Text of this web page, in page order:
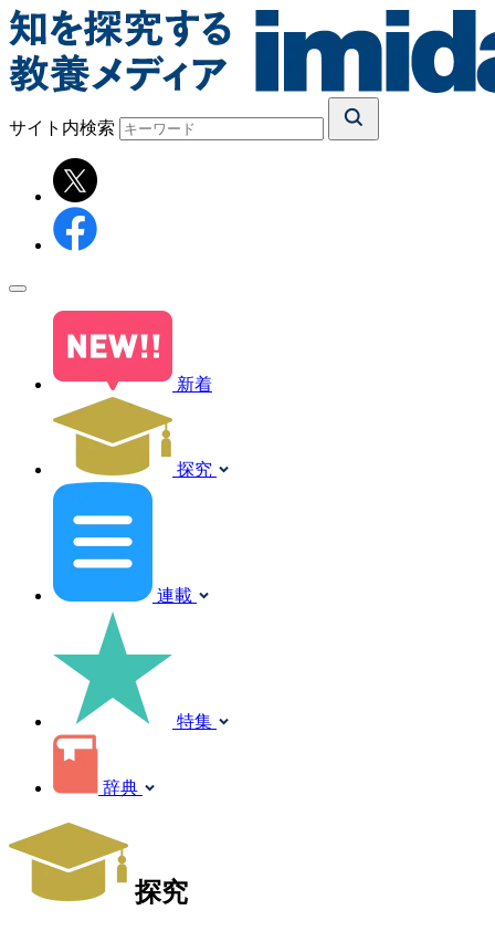
サイト内検索
新着
探究
連載
特集
辞典
探究